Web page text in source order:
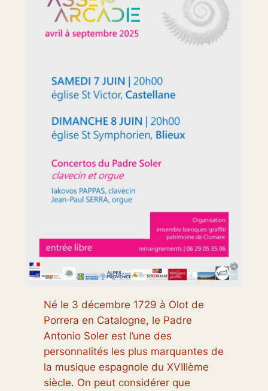
Né le 3 décembre 1729 à Olot de
Porrera en Catalogne, le Padre
Antonio Soler est l’une des
personnalités les plus marquantes de
la musique espagnole du XVIIIème
siècle. On peut considérer que